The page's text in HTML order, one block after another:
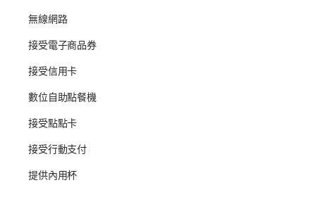
無線網路
接受電子商品券
接受信用卡
數位自助點餐機
接受點點卡
接受行動支付
提供內用杯